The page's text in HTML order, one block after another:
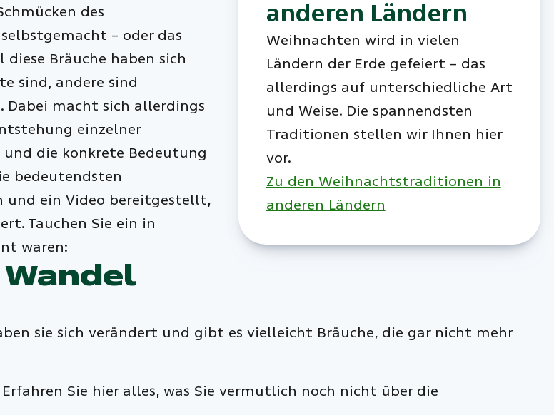
des
– oder das
Bräuche haben sich
sind, andere sind
Dabei macht sich allerdings
einzelner
die konkrete Bedeutung
bedeutendsten
und ein Video bereitgestellt,
Tauchen Sie ein in
waren:
anderen Ländern
Weihnachten wird in vielen
Ländern der Erde gefeiert – das
allerdings auf unterschiedliche Art
und Weise. Die spannendsten
Traditionen stellen wir Ihnen hier
vor.
Zu den Weihnachtstraditionen in
anderen Ländern
sie sich verändert und gibt es vielleicht Bräuche, die gar nicht mehr
Sie hier alles, was Sie vermutlich noch nicht über die